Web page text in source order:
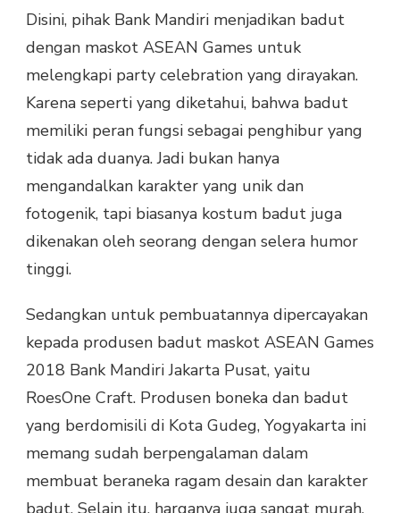
Disini, pihak Bank Mandiri menjadikan badut
dengan maskot ASEAN Games untuk
melengkapi party celebration yang dirayakan.
Karena seperti yang diketahui, bahwa badut
memiliki peran fungsi sebagai penghibur yang
tidak ada duanya. Jadi bukan hanya
mengandalkan karakter yang unik dan
fotogenik, tapi biasanya kostum badut juga
dikenakan oleh seorang dengan selera humor
tinggi.
Sedangkan untuk pembuatannya dipercayakan
kepada produsen badut maskot ASEAN Games
2018 Bank Mandiri Jakarta Pusat, yaitu
RoesOne Craft. Produsen boneka dan badut
yang berdomisili di Kota Gudeg, Yogyakarta ini
memang sudah berpengalaman dalam
membuat beraneka ragam desain dan karakter
badut. Selain itu, harganya juga sangat murah.